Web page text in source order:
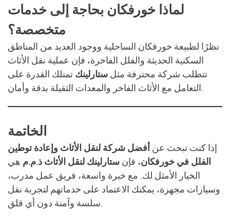
لماذا خورفكان بحاجة إلى خدمات
متخصصة؟
نظرًا لطبيعة خورفكان الساحلية ووجود العديد من المناطق
السكنية الحديثة والفلل الفاخرة، فإن عملية نقل الأثاث
تتطلب شركة محترفة مثل ستارلينك تمتلك القدرة على
التعامل مع الأثاث الفاخر والمعدات الثقيلة بدقة وأمان.
الخاتمة
إذا كنت تبحث عن أفضل شركة لنقل الأثاث وإعادة توطين
الفلل في خورفكان، فإن ستارلينك لنقل الأثاث ذ.م.م هي
الخيار الأمثل لك. مع خبرة واسعة، فريق عمل مدرب،
وسيارات مجهزة، يمكنك الاعتماد على خدماتهم لتجربة نقل
سلسة وآمنة دون أي قلق.